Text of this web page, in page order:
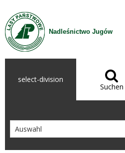
Zum Inhalt wechseln
Nadleśnictwo Jugów
select-division 
Suchen